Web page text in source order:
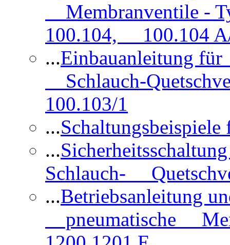
Membranventile -
100.104, 100.104
...Einbauanleitung
Schlauch-
100.103/1
...
...
Schlauch-
...Betriebsanleitung
pneumatische